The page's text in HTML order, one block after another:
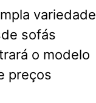
variedade
sofás
o modelo
preços